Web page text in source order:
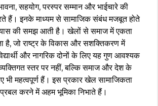
सहयोग, परस्पर सम्मान और भाईचारे की
हैं। इनके माध्यम से सामाजिक संबंध मजबूत होते
की समझ आती है। खेलों से समाज में एकता
है, जो राष्ट्र के विकास और सशक्तिकरण में
और नागरिक दोनों के लिए यह गुण आवश्यक
स्तर पर नहीं, बल्कि समाज और देश के
भी महत्वपूर्ण हैं। इस प्रकार खेल सामाजिकता
प्रबल करने में अहम भूमिका निभाते हैं।